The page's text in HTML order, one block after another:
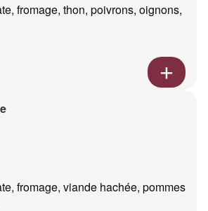
fromage, thon, poivrons, oignons,
fromage, viande hachée, pommes